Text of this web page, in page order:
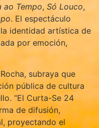
ao Tempo, Só Louco,
. El espectáculo
identidad artística de
por emoción,
subraya que
pública de cultura
“El Curta-Se 24
de difusión,
proyectando el